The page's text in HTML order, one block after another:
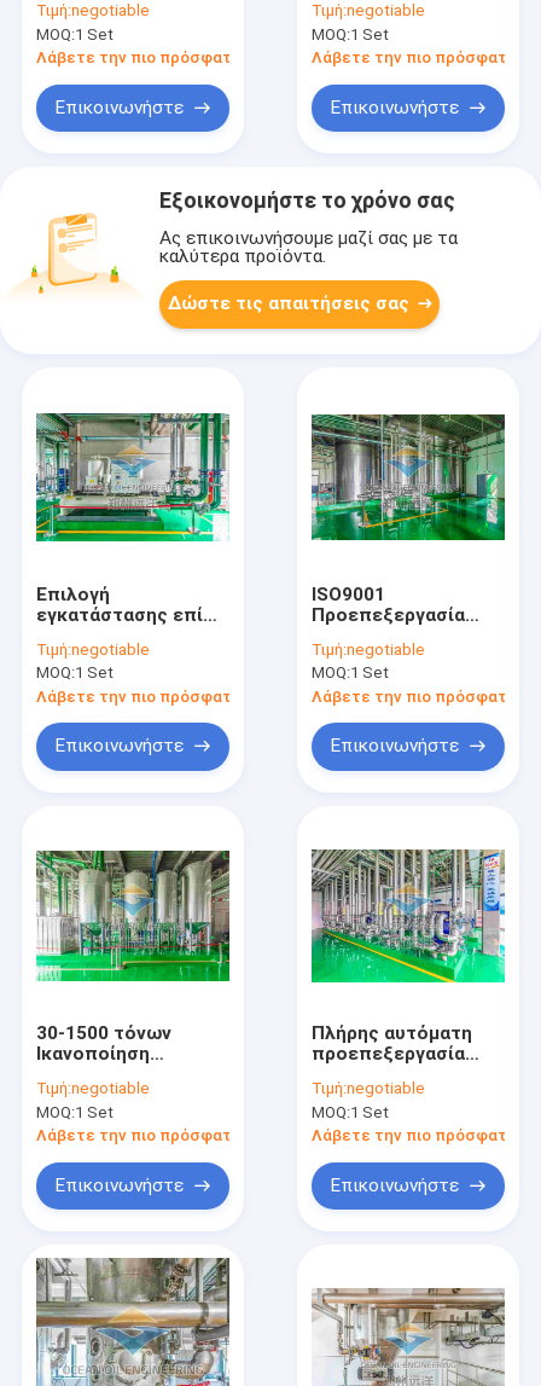
Προϊόντα
Εμφάνιση VR
φοινικέλαιου με το
πρότυπο ISO9001
Τιμή:negotiable
MOQ:1 Set
Λάβετε την πιο πρόσφατη τιμή
Επικοινωνήστε
τόνων για
προσαρμοσμένη
θερμοκρασία με
Τιμή:negotiable
MOQ:1 Set
Λάβετε την πιο πρόσφατη
Επικοινωνήστε
Εξοικονομήστε το χρόνο σας
Ας επικοινωνήσουμε μαζί σας με τα
καλύτερα προϊόντα.
Δώστε τις απαιτήσεις σας
Επιλογή
εγκατάστασης επί
εγκαταστάσεις
προεπεξεργασίας
πετρελαίου με
πιστοποίηση
ISO9001
Τιμή:negotiable
MOQ:1 Set
Λάβετε την πιο πρόσφατη τιμή
Επικοινωνήστε
ISO9001
Προεπεξεργασία
Ηλεκτρική για
εγκατάσταση επί
τόπου
Τιμή:negotiable
MOQ:1 Set
Λάβετε την πιο πρόσφατη
Επικοινωνήστε
30-1500 τόνων
Ικανοποίηση
πετρελαίου με
δονητικό έλαιο
Τιμή:negotiable
MOQ:1 Set
Λάβετε την πιο πρόσφατη τιμή
Επικοινωνήστε
Πλήρης αυτόματη
προεπεξεργασία
σύστημα ελέγχου
PLC/DCS
Τιμή:negotiable
MOQ:1 Set
Λάβετε την πιο πρόσφατη
Επικοινωνήστε